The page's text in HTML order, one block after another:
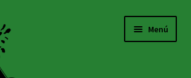
Menú